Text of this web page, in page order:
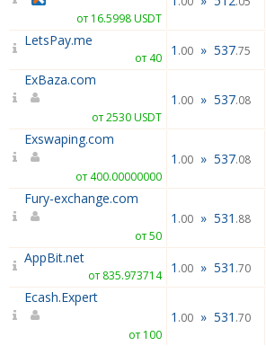
от 16.5998 USDT
LetsPay.me
от 40 1 .00 » 537.75
ExBaza.com
от 2530 USDT
1 .00 » 537.08
Exswaping.com
от 400.00000000
1 .00 » 537.08
Fury-exchange.com
от 50
1 .00 » 531 .88
AppBit.net
от 835.973714 1 .00 » 531 .70
Ecash.Expert
от 100
1 .00 » 531 .70